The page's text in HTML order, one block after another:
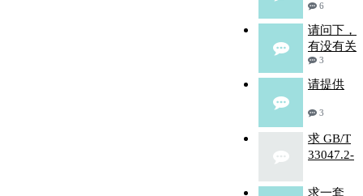
6
请问下，
有没有关
3
请提供
3
求 GB/T
33047.2-
求一套